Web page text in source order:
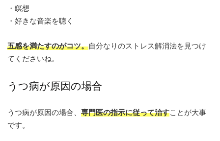
・瞑想
・好きな音楽を聴く
五感を満たすのがコツ。自分なりのストレス解消法を見つけ
てくださいね。
うつ病が原因の場合
うつ病が原因の場合、 専門医の指示に従って治すことが大事
です。